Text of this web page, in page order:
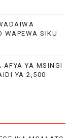
WAPEWA SIKU
YA MSINGI
YA 2,500